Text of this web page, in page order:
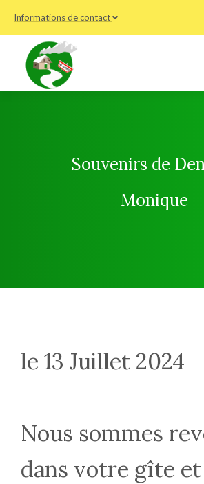
Informations de contact
Souvenirs de
Monique
le 13 Juillet 2024
Nous sommes
dans votre gîte et